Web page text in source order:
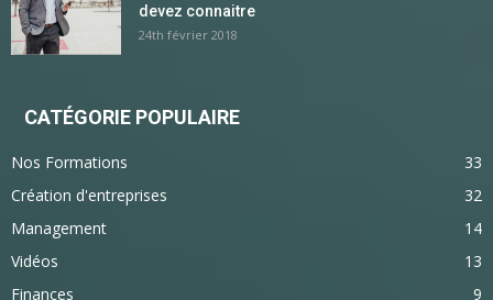
devez connaitre
24th février 2018
CATÉGORIE POPULAIRE
Nos Formations
33
Création d'entreprises
32
Management
14
Vidéos
13
Finances
9